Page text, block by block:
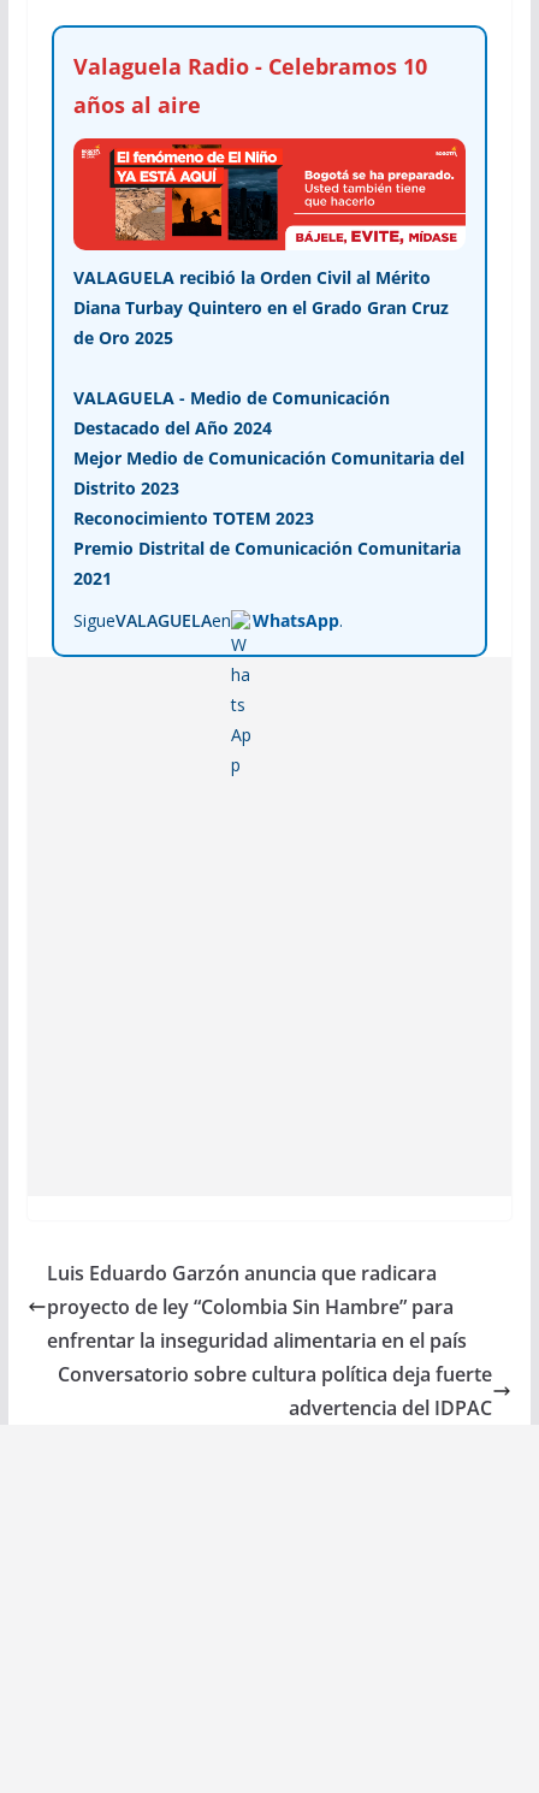
Valaguela Radio - Celebramos 10
años al aire
VALAGUELA recibió la Orden Civil al Mérito
Diana Turbay Quintero en el Grado Gran Cruz
de Oro 2025
VALAGUELA - Medio de Comunicación
Destacado del Año 2024
Mejor Medio de Comunicación Comunitaria del
Distrito 2023
Reconocimiento TOTEM 2023
Premio Distrital de Comunicación Comunitaria
2021
SigueVALAGUELAen WhatsApp.
Luis Eduardo Garzón anuncia que radicara
proyecto de ley “Colombia Sin Hambre” para
enfrentar la inseguridad alimentaria en el país
Conversatorio sobre cultura política deja fuerte
advertencia del IDPAC